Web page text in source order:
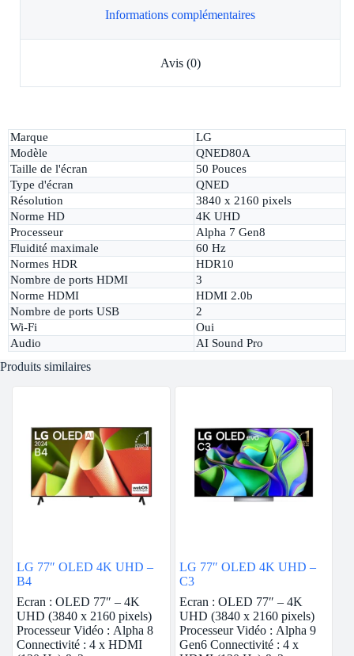
Informations complémentaires
Avis (0)
Marque
LG
Modèle
QNED80A
Taille de l'écran
50 Pouces
Type d'écran
QNED
Résolution
3840 x 2160 pixels
Norme HD
4K UHD
Processeur
Alpha 7 Gen8
Fluidité maximale
60 Hz
Normes HDR
HDR10
Nombre de ports HDMI
3
Norme HDMI
HDMI 2.0b
Nombre de ports USB
2
Wi-Fi
Oui
Audio
AI Sound Pro
Produits similaires
LG 77″ OLED 4K UHD –
B4
Ecran : OLED 77″ – 4K
UHD (3840 x 2160 pixels)
Processeur Vidéo : Alpha 8
Connectivité : 4 x HDMI
LG 77″ OLED 4K UHD –
C3
Ecran : OLED 77″ – 4K
UHD (3840 x 2160 pixels)
Processeur Vidéo : Alpha 9
Gen6 Connectivité : 4 x